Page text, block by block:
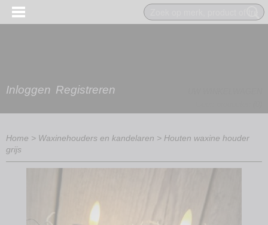
Inloggen Registreren
Home > Waxinehouders en kandelaren > Houten waxine houder
grijs